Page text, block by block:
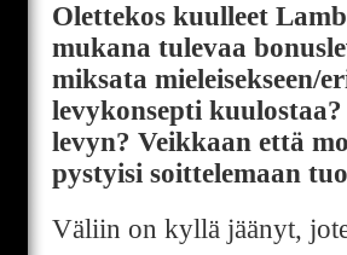
Olettekos kuulleet
mukana tulevaa
miksata mieleisekseen/
levykonsepti
levyn? Veikkaan että
pystyisi soittelemaan
Väliin on kyllä jäänyt,